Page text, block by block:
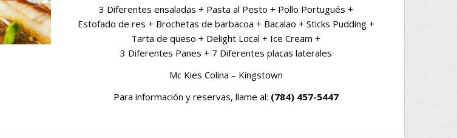
3 Diferentes ensaladas + Pasta al Pesto + Pollo Portugués +
Estofado de res + Brochetas de barbacoa + Bacalao + Sticks Pudding +
Tarta de queso + Delight Local + Ice Cream +
3 Diferentes Panes + 7 Diferentes placas laterales
Mc Kies Colina – Kingstown
Para información y reservas, llame al: (784) 457-5447